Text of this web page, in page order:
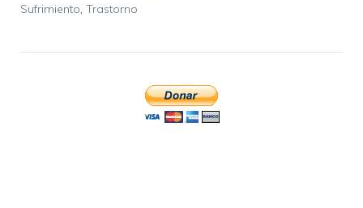
Sufrimiento, Trastorno